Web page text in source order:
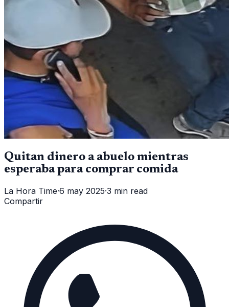
Quitan dinero a abuelo mientras
esperaba para comprar comida
La Hora Time·6 may 2025·3 min read
Compartir